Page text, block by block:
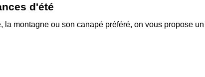
d'été
la montagne ou son canapé préféré, on vous propose un